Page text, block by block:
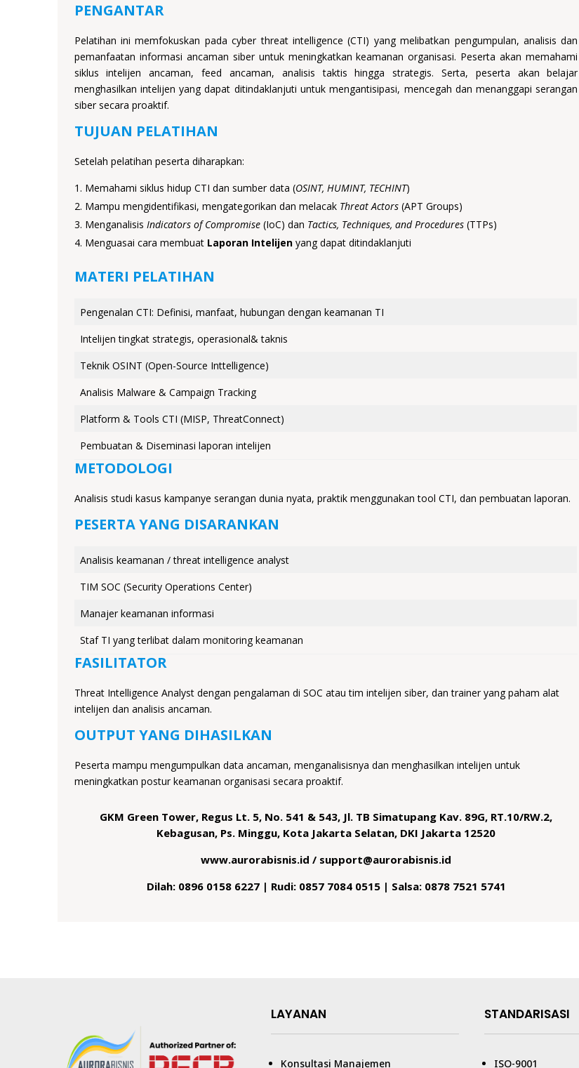
PENGANTAR
Pelatihan ini memfokuskan pada cyber threat intelligence (CTI) yang melibatkan pengumpulan, analisis dan
pemanfaatan informasi ancaman siber untuk meningkatkan keamanan organisasi. Peserta akan memahami
siklus intelijen ancaman, feed ancaman, analisis taktis hingga strategis. Serta, peserta akan belajar
menghasilkan intelijen yang dapat ditindaklanjuti untuk mengantisipasi, mencegah dan menanggapi serangan
siber secara proaktif.
TUJUAN PELATIHAN
Setelah pelatihan peserta diharapkan:
Memahami siklus hidup CTI dan sumber data (OSINT, HUMINT, TECHINT)
Mampu mengidentifikasi, mengategorikan dan melacak Threat Actors (APT Groups)
Menganalisis Indicators of Compromise (IoC) dan Tactics, Techniques, and Procedures (TTPs)
Menguasai cara membuat Laporan Intelijen yang dapat ditindaklanjuti
MATERI PELATIHAN
Pengenalan CTI: Definisi, manfaat, hubungan dengan keamanan TI
Intelijen tingkat strategis, operasional& taknis
Teknik OSINT (Open-Source Inttelligence)
Analisis Malware & Campaign Tracking
Platform & Tools CTI (MISP, ThreatConnect)
Pembuatan & Diseminasi laporan intelijen
METODOLOGI
Analisis studi kasus kampanye serangan dunia nyata, praktik menggunakan tool CTI, dan pembuatan laporan.
PESERTA YANG DISARANKAN
Analisis keamanan / threat intelligence analyst
TIM SOC (Security Operations Center)
Manajer keamanan informasi
Staf TI yang terlibat dalam monitoring keamanan
FASILITATOR
Threat Intelligence Analyst dengan pengalaman di SOC atau tim intelijen siber, dan trainer yang paham alat
intelijen dan analisis ancaman.
OUTPUT YANG DIHASILKAN
Peserta mampu mengumpulkan data ancaman, menganalisisnya dan menghasilkan intelijen untuk
meningkatkan postur keamanan organisasi secara proaktif.
GKM Green Tower, Regus Lt. 5, No. 541 & 543, Jl. TB Simatupang Kav. 89G, RT.10/RW.2,
Kebagusan, Ps. Minggu, Kota Jakarta Selatan, DKI Jakarta 12520
www.aurorabisnis.id / support@aurorabisnis.id
Dilah: 0896 0158 6227 | Rudi: 0857 7084 0515 | Salsa: 0878 7521 5741
LAYANAN
Konsultasi Manajemen
STANDARISASI
ISO-9001